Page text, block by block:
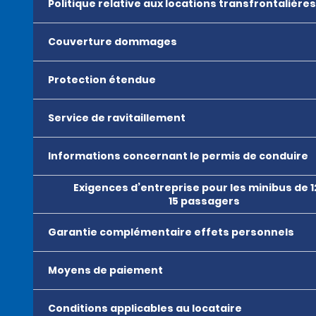
Politique relative aux locations transfrontalières
Couverture dommages
Protection étendue
Service de ravitaillement
Informations concernant le permis de conduire
Exigences d’entreprise pour les minibus de
15 passagers
Garantie complémentaire effets personnels
Moyens de paiement
Conditions applicables au locataire